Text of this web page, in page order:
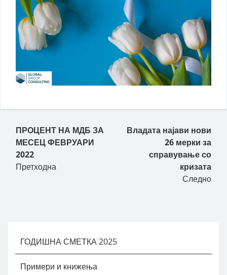
Пост навигација
ПРОЦЕНТ НА МДБ ЗА
МЕСЕЦ ФЕВРУАРИ
2022
Претходна
Владата најави нови
26 мерки за
справување со
кризата
Следно
ГОДИШНА СМЕТКА 2025
Примери и книжења